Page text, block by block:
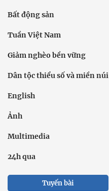
Bất động sản
Tuần Việt Nam
Giảm nghèo bền vững
Dân tộc thiểu số và miền núi
English
Ảnh
Multimedia
24h qua
Tuyến bài